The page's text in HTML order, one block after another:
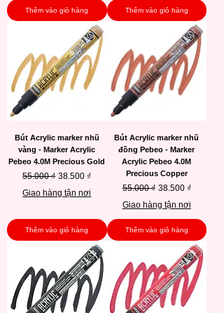
Thêm vào giỏ hàng Thêm vào giỏ hàng
Bút Acrylic marker nhũ
vàng - Marker Acrylic
Pebeo 4.0M Precious Gold
Giá thông thường
55.000 ₫ Giá bán rẻ
38.500 ₫
Giao hàng tận nơi
Thêm vào giỏ hàng
Bút Acrylic marker nhũ
đồng Pebeo - Marker
Acrylic Pebeo 4.0M
Precious Copper
Giá thông thường
55.000 ₫ Giá bán rẻ
38.500 ₫
Giao hàng tận nơi
Thêm vào giỏ hàng